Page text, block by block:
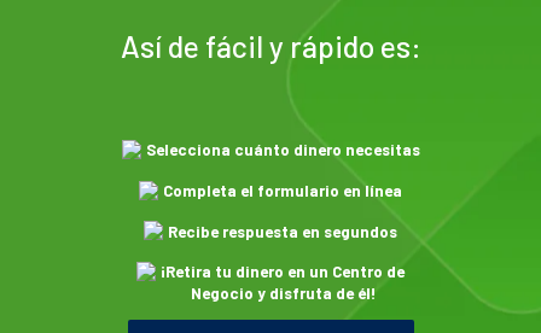
Así de fácil y rápido es:
Selecciona cuánto dinero necesitas
Completa el formulario en línea
Recibe respuesta en segundos
¡Retira tu dinero en un Centro de
Negocio y disfruta de él!